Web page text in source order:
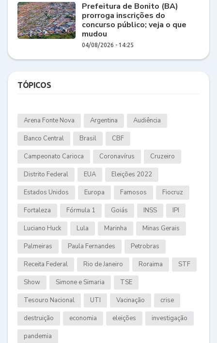
Prefeitura de Bonito (BA)
prorroga inscrições do
concurso público; veja o que
mudou
04/08/2026 - 14:25
TÓPICOS
Arena Fonte Nova Argentina Audiência
Banco Central Brasil CBF
Campeonato Carioca Coronavírus Cruzeiro
Distrito Federal EUA Eleições 2022
Estados Unidos Europa Famosos Fiocruz
Fortaleza Fórmula 1 Goiás INSS IPI
Luciano Huck Lula Marinha Minas Gerais
Palmeiras Paula Fernandes Petrobras
Receita Federal Rio de Janeiro Roraima STF
Show Simone e Simaria TSE
Tesouro Nacional UTI Vacinação crise
destruição economia eleições investigação
pandemia